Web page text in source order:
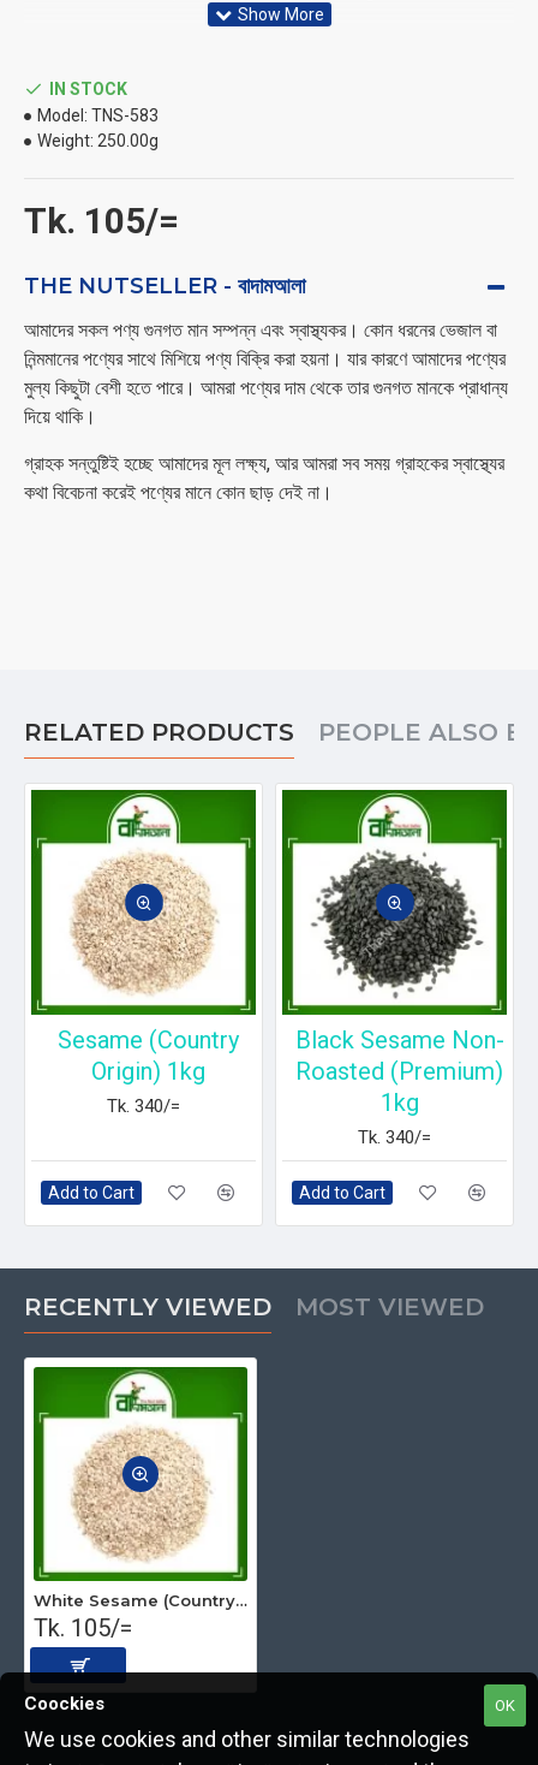
Tk. 105/=
IN STOCK
Model: TNS-583
Weight: 250.00g
THE NUTSELLER - বাদামআলা
আমাদের সকল পণ্য গুনগত মান সম্পন্ন এবং স্বাস্থ্যকর। কোন ধরনের ভেজাল বা
নিন্মমানের পণ্যের সাথে মিশিয়ে পণ্য বিক্রি করা হয়না। যার কারণে আমাদের পণ্যের
মুল্য কিছুটা বেশী হতে পারে। আমরা পণ্যের দাম থেকে তার গুনগত মানকে প্রাধান্য
দিয়ে থাকি।
গ্রাহক সন্তুষ্টিই হচ্ছে আমাদের মূল লক্ষ্য, আর আমরা সব সময় গ্রাহকের স্বাস্থ্যের
কথা বিবেচনা করেই পণ্যের মানে কোন ছাড় দেই না।
RELATED PRODUCTS PEOPLE ALSO
Sesame (Country
Origin) 1kg
Tk. 340/=
Add to Cart
Black Sesame Non-
Roasted (Premium)
1kg
Tk. 340/=
Add to Cart
RECENTLY VIEWED MOST VIEWED
White Sesame (Country Origin) 250 gm
Tk. 105/=
OK
Coockies
We use cookies and other similar technologies